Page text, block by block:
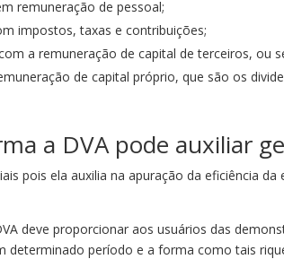
remuneração de pessoal;
impostos, taxas e contribuições;
a remuneração de capital de terceiros, ou
de capital próprio, que são os
a DVA pode auxiliar
pois ela auxilia na apuração da eficiência
deve proporcionar aos usuários das
determinado período e a forma como tais